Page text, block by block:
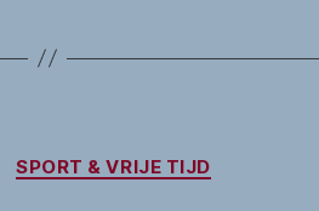
Categorieën
SPORT & VRIJE TIJD